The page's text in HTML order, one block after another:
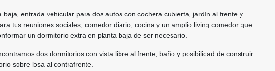
baja, entrada vehicular para dos autos con cochera cubierta, jardín al frente y
tus reuniones sociales, comedor diario, cocina y un amplio living comedor que
un dormitorio extra en planta baja de ser necesario.
dos dormitorios con vista libre al frente, baño y posibilidad de construir
sobre losa al contrafrente.